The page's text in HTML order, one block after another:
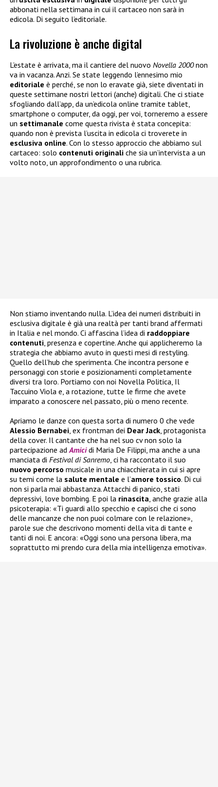
abbonati nella settimana in cui il cartaceo non sarà in
edicola. Di seguito l’editoriale.
La rivoluzione è anche digital
L’estate è arrivata, ma il cantiere del nuovo Novella 2000non
va in vacanza. Anzi. Se state leggendo l’ennesimo mio
editoriale è perché, se non lo eravate già, siete diventati in
queste settimane nostri lettori (anche) digitali. Che ci stiate
sfogliando dall’app, da un’edicola online tramite tablet,
smartphone o computer, da oggi, per voi, torneremo a essere
un settimanale come questa rivista è stata concepita:
quando non è prevista l’uscita in edicola ci troverete in
esclusiva online. Con lo stesso approccio che abbiamo sul
cartaceo: solo contenuti originali che sia un’intervista a un
volto noto, un approfondimento o una rubrica.
Non stiamo inventando nulla. L’idea dei numeri distribuiti in
esclusiva digitale è già una realtà per tanti brand affermati
in Italia e nel mondo. Ci affascina l’idea di raddoppiare
contenuti, presenza e copertine. Anche qui applicheremo la
strategia che abbiamo avuto in questi mesi di restyling.
Quello dell’hub che sperimenta. Che incontra persone e
personaggi con storie e posizionamenti completamente
diversi tra loro. Portiamo con noi Novella Politica, Il
Taccuino Viola e, a rotazione, tutte le firme che avete
imparato a conoscere nel passato, più o meno recente.
Apriamo le danze con questa sorta di numero 0 che vede
Alessio Bernabei, ex frontman dei Dear Jack, protagonista
della cover. Il cantante che ha nel suo cv non solo la
partecipazione adAmici di Maria De Filippi, ma anche a una
manciata di Festival di Sanremo, ci ha raccontato il suo
nuovo percorso musicale in una chiacchierata in cui si apre
su temi come la salute mentale e l’amore tossico. Di cui
non si parla mai abbastanza. Attacchi di panico, stati
depressivi, love bombing. E poi la rinascita, anche grazie alla
psicoterapia: «Ti guardi allo specchio e capisci che ci sono
delle mancanze che non puoi colmare con le relazione»,
parole sue che descrivono momenti della vita di tante e
tanti di noi. E ancora: «Oggi sono una persona libera, ma
soprattutto mi prendo cura della mia intelligenza emotiva».